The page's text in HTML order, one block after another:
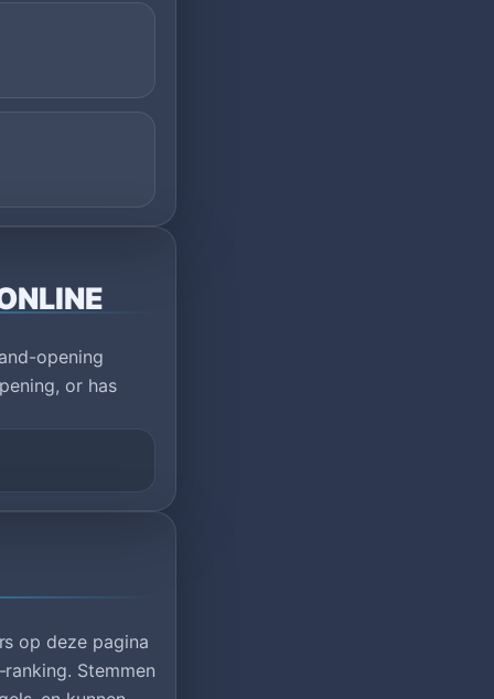
opening
or has
op deze pagina
Stemmen